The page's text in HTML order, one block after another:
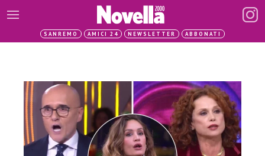
SANREMO AMICI 24 NEWSLETTER ABBONATI